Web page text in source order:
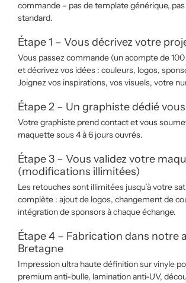
commande – pas de template générique,
standard.
Étape 1 – Vous décrivez votre
Vous passez commande (un acompte de
et décrivez vos idées : couleurs, logos,
Joignez vos inspirations, vos visuels, votre
Étape 2 – Un graphiste dédié
Votre graphiste prend contact et vous
maquette sous 4 à 6 jours ouvrés.
Étape 3 – Vous validez votre
(modifications illimitées)
Les retouches sont illimitées jusqu’à votre
complète : ajout de logos, changement de
intégration de sponsors à chaque échange.
Étape 4 – Fabrication dans notre
Bretagne
Impression ultra haute définition sur vinyle
premium anti-bulle, lamination anti-UV,